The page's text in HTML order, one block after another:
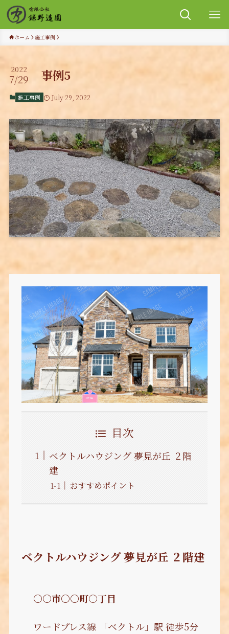
ホーム 施工事例
事例5
2022
7/29
施工事例 July 29, 2022
目次
ベクトルハウジング 夢見が丘 ２階
建
おすすめポイント
ベクトルハウジング 夢見が丘 ２階建
〇〇市〇〇町○丁目
ワードプレス線 「ベクトル」駅 徒歩5分